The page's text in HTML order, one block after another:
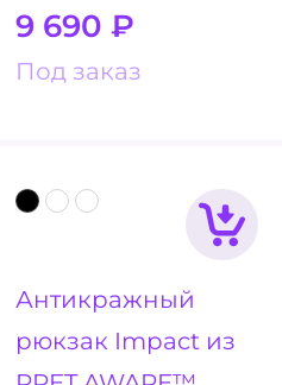
9 690 ₽
Под заказ
Антикражный
рюкзак Impact из